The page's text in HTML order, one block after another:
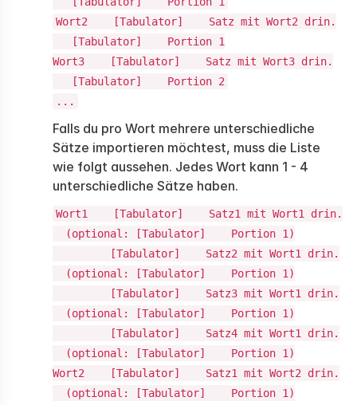
Wort2 [Tabulator] Satz mit Wort2 drin.
[Tabulator] Portion 1
Wort3 [Tabulator] Satz mit Wort3 drin.
[Tabulator] Portion 2
...
Falls du pro Wort mehrere unterschiedliche
Sätze importieren möchtest, muss die Liste
wie folgt aussehen. Jedes Wort kann 1 - 4
unterschiedliche Sätze haben.
Wort1 [Tabulator] Satz1 mit Wort1 drin.
(optional: [Tabulator] Portion 1)
[Tabulator] Satz2 mit Wort1 drin.
(optional: [Tabulator] Portion 1)
[Tabulator] Satz3 mit Wort1 drin.
(optional: [Tabulator] Portion 1)
[Tabulator] Satz4 mit Wort1 drin.
(optional: [Tabulator] Portion 1)
Wort2 [Tabulator] Satz1 mit Wort2 drin.
(optional: [Tabulator] Portion 1)